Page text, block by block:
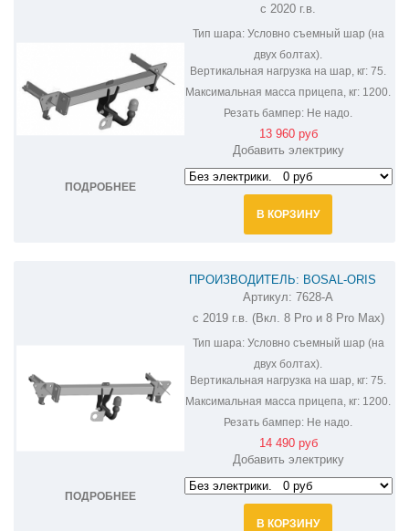
ПОДРОБНЕЕ
с 2020 г.в.
Тип шара:Условно съемный шар (на
двух болтах).
Вертикальная нагрузка на шар, кг: 75.
Максимальная масса прицепа, кг: 1200.
Резать бампер: Не надо.
13 960 руб
Добавить электрику
В КОРЗИНУ
ПОДРОБНЕЕ
ПРОИЗВОДИТЕЛЬ: BOSAL-ORIS
ФАРКОП НА CHERY TIGGO 8 7628-A
Артикул: 7628-A
с 2019 г.в. (Вкл. 8 Pro и 8 Pro Max)
Тип шара:Условно съемный шар (на
двух болтах).
Вертикальная нагрузка на шар, кг: 75.
Максимальная масса прицепа, кг: 1200.
Резать бампер: Не надо.
14 490 руб
Добавить электрику
В КОРЗИНУ